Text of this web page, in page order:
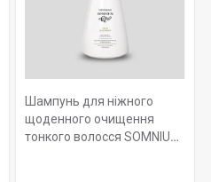
Шампунь для ніжного
щоденного очищення
тонкого волосся SOMNIUM